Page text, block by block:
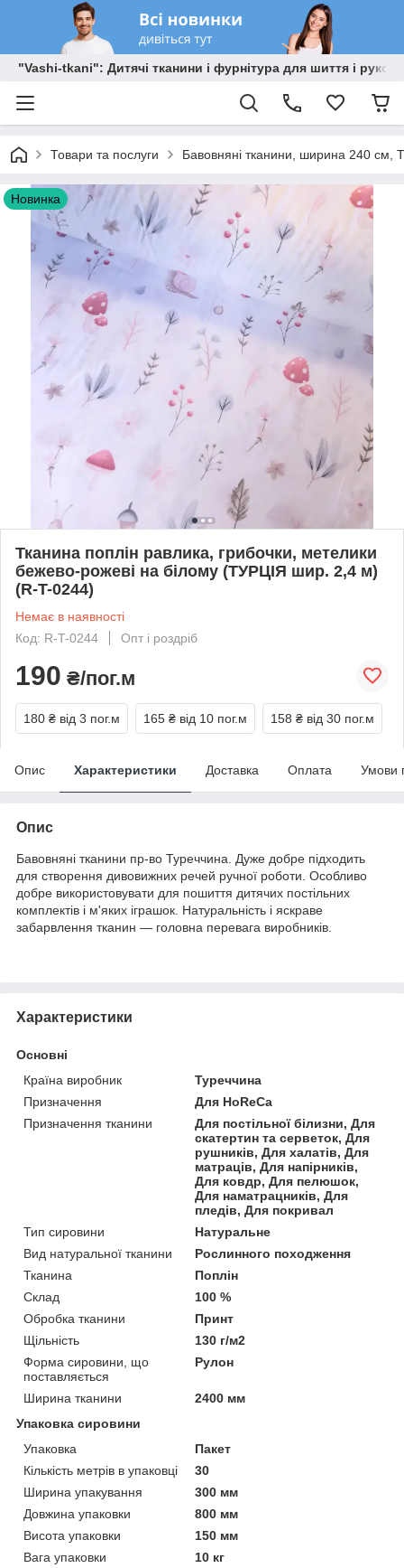
"Vashi-tkani": Дитячі тканини і фурнітура для шиття і
Товари та послуги Бавовняні тканини, ширина 240 см,
Новинка
Тканина поплін равлика, грибочки, метелики
бежево-рожеві на білому (ТУРЦІЯ шир. 2,4 м)
(R-T-0244)
Немає в наявності
Код: R-T-0244
Опт і роздріб
190 ₴/пог.м
180 ₴ від 3 пог.м 165 ₴ від 10 пог.м 158 ₴ від 30 пог.м
Опис Характеристики Доставка Оплата Умови
Опис
Бавовняні тканини пр-во Туреччина. Дуже добре підходить
для створення дивовижних речей ручної роботи. Особливо
добре використовувати для пошиття дитячих постільних
комплектів і м'яких іграшок. Натуральність і яскраве
забарвлення тканин — головна перевага виробників.
Характеристики
Основні
Країна виробник
Туреччина
Призначення
Для HoReCa
Призначення тканини
Для постільної білизни, Для
скатертин та серветок, Для
рушників, Для халатів, Для
матраців, Для напірників,
Для ковдр, Для пелюшок,
Для наматрацників, Для
пледів, Для покривал
Тип сировини
Натуральне
Вид натуральної тканини
Рослинного походження
Тканина
Поплін
Склад
100 %
Обробка тканини
Принт
Щільність
130 г/м2
Форма сировини, що
поставляється
Рулон
Ширина тканини
2400 мм
Упаковка сировини
Упаковка
Пакет
Кількість метрів в упаковці
30
Ширина упакування
300 мм
Довжина упаковки
800 мм
Висота упаковки
150 мм
Вага упаковки
10 кг